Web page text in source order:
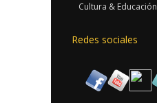
Cultura & Educación
Redes sociales